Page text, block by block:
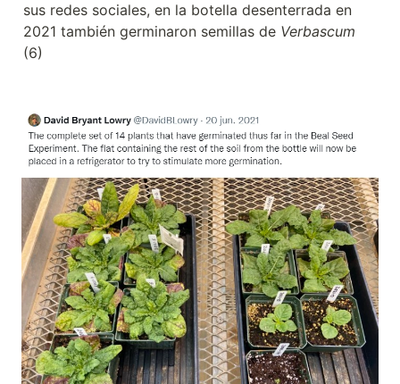
sus redes sociales, en la botella desenterrada en
2021 también germinaron semillas de
(6)